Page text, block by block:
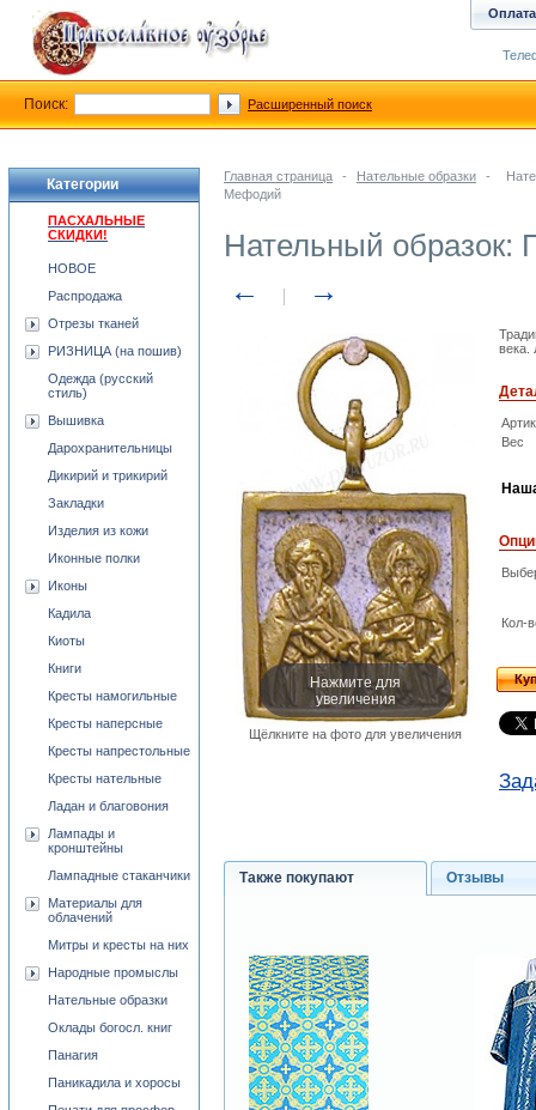
Главная страница - Нательные образки -
Мефодий
Нательный
← →
Нажмите для
увеличения
Щёлкните на фото для увеличения
века.
Вес
Кол-
Также покупают Отзывы
Категории
ПАСХАЛЬНЫЕ
СКИДКИ!
НОВОЕ
Распродажа
Отрезы тканей
РИЗНИЦА (на пошив)
Одежда (русский
стиль)
Вышивка
Дарохранительницы
Дикирий и трикирий
Закладки
Изделия из кожи
Иконные полки
Иконы
Кадила
Киоты
Книги
Кресты намогильные
Кресты наперсные
Кресты напрестольные
Кресты нательные
Ладан и благовония
Лампады и
кронштейны
Лампадные стаканчики
Материалы для
облачений
Митры и кресты на них
Народные промыслы
Нательные образки
Оклады богосл. книг
Панагия
Паникадила и хоросы
Оплата
Поиск: Расширенный поиск